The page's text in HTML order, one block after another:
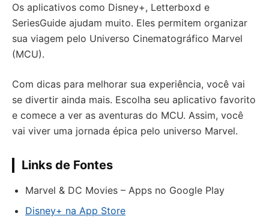
Os aplicativos como Disney+, Letterboxd e
SeriesGuide ajudam muito. Eles permitem organizar
sua viagem pelo Universo Cinematográfico Marvel
(MCU).
Com dicas para melhorar sua experiência, você vai
se divertir ainda mais. Escolha seu aplicativo favorito
e comece a ver as aventuras do MCU. Assim, você
vai viver uma jornada épica pelo universo Marvel.
Links de Fontes
Marvel & DC Movies – Apps no Google Play
Disney+ na App Store